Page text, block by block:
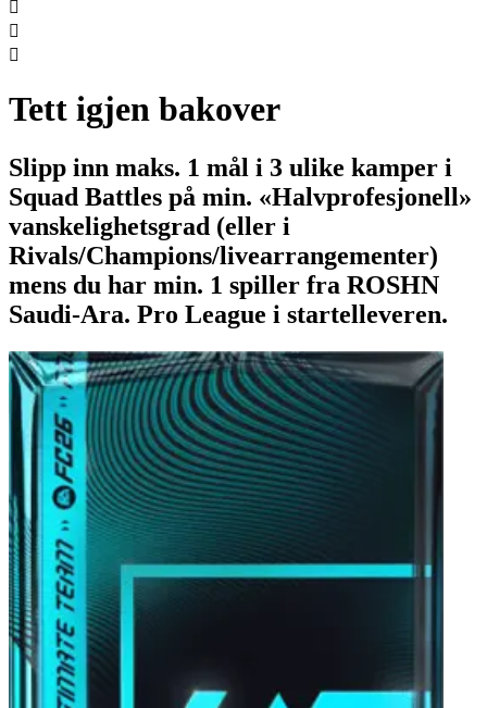



Tett igjen bakover
Slipp inn maks. 1 mål i 3 ulike kamper i
Squad Battles på min. «Halvprofesjonell»
vanskelighetsgrad (eller i
Rivals/Champions/livearrangementer)
mens du har min. 1 spiller fra ROSHN
Saudi-Ara. Pro League i startelleveren.